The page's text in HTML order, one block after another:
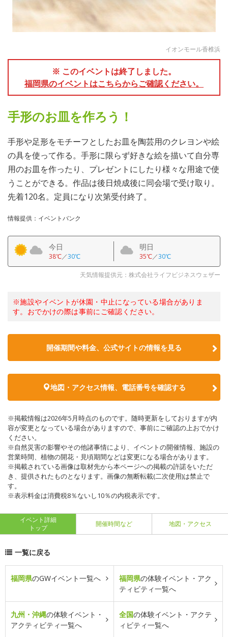
イオンモール香椎浜
※ このイベントは終了しました。
福岡県のイベントはこちらからご確認ください。
手形のお皿を作ろう！
手形や足形をモチーフとしたお皿を陶芸用のクレヨンや絵
の具を使って作る。手形に限らず好きな絵を描いて自分専
用のお皿を作ったり、プレゼントにしたり様々な用途で使
うことができる。作品は後日焼成後に同会場で受け取り。
先着120名。定員になり次第受付終了。
情報提供：イベントバンク
今日
38℃／30℃
明日
35℃／30℃
天気情報提供元：株式会社ライフビジネスウェザー
※施設やイベントが休園・中止になっている場合がありま
す。おでかけの際は事前にご確認ください。
開催期間や料金、公式サイトの情報を見る
地図・アクセス情報、電話番号を確認する
※掲載情報は2026年5月時点のものです。随時更新をしておりますが内
容が変更となっている場合がありますので、事前にご確認の上おでかけ
ください。
※自然災害の影響やその他諸事情により、イベントの開催情報、施設の
営業時間、植物の開花・見頃期間などは変更になる場合があります。
※掲載されている画像は取材先から本ページへの掲載の許諾をいただ
き、提供されたものとなります。画像の無断転載(二次使用)は禁止で
す。
※表示料金は消費税8％ないし10％の内税表示です。
イベント詳細
トップ
開催時間など 地図・アクセス
一覧に戻る
福岡県のGWイベント一覧へ 福岡県の体験イベント・アク
ティビティ一覧へ
九州・沖縄の体験イベント・
アクティビティ一覧へ
全国の体験イベント・アクテ
ィビティ一覧へ